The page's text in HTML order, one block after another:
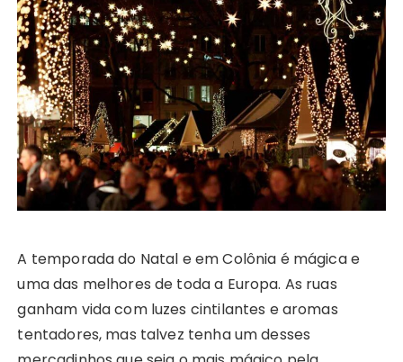
A temporada do Natal e em Colônia é mágica e
uma das melhores de toda a Europa. As ruas
ganham vida com luzes cintilantes e aromas
tentadores, mas talvez tenha um desses